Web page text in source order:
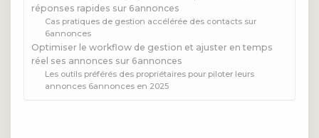
réponses rapides sur 6annonces
Cas pratiques de gestion accélérée des contacts sur
6annonces
Optimiser le workflow de gestion et ajuster en temps
réel ses annonces sur 6annonces
Les outils préférés des propriétaires pour piloter leurs
annonces 6annonces en 2025